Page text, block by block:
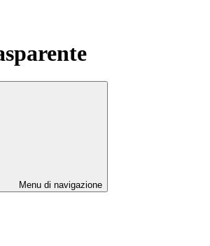
Menu di navigazione